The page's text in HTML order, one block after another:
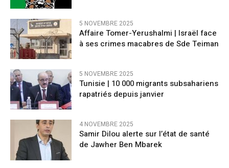
5 NOVEMBRE 2025
Affaire Tomer-Yerushalmi | Israël face
à ses crimes macabres de Sde Teiman
5 NOVEMBRE 2025
Tunisie | 10 000 migrants subsahariens
rapatriés depuis janvier
4 NOVEMBRE 2025
Samir Dilou alerte sur l’état de santé
de Jawher Ben Mbarek